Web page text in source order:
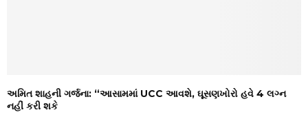
અમિત શાહની ગર્જના: “આસામમાં UCC આવશે, ઘૂસણખોરો હવે 4 લગ્ન
નહીં કરી શકે